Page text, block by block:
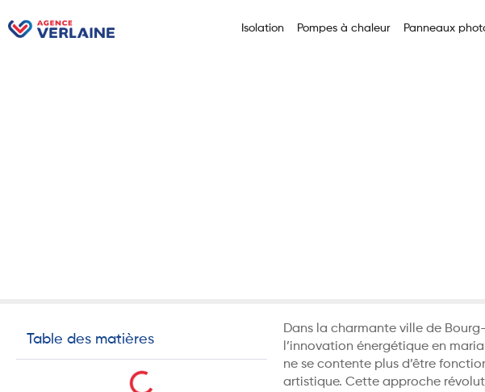
Isolation Pompes à chaleur Panneaux
Table des matières
Dans la charmante ville de
l’innovation énergétique en
ne se contente plus d’être
artistique. Cette approche